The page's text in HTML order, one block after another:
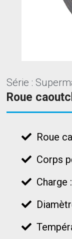
Série :
Roue
Roue
Corps
Charge